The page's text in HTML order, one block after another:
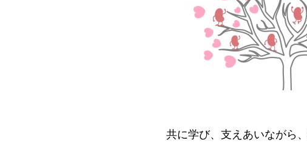
共に学び、支えあいながら